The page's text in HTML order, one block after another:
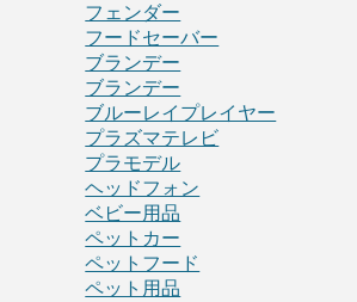
フェンダー
フードセーバー
ブランデー
ブランデー
ブルーレイプレイヤー
プラズマテレビ
プラモデル
ヘッドフォン
ベビー用品
ペットカー
ペットフード
ペット用品